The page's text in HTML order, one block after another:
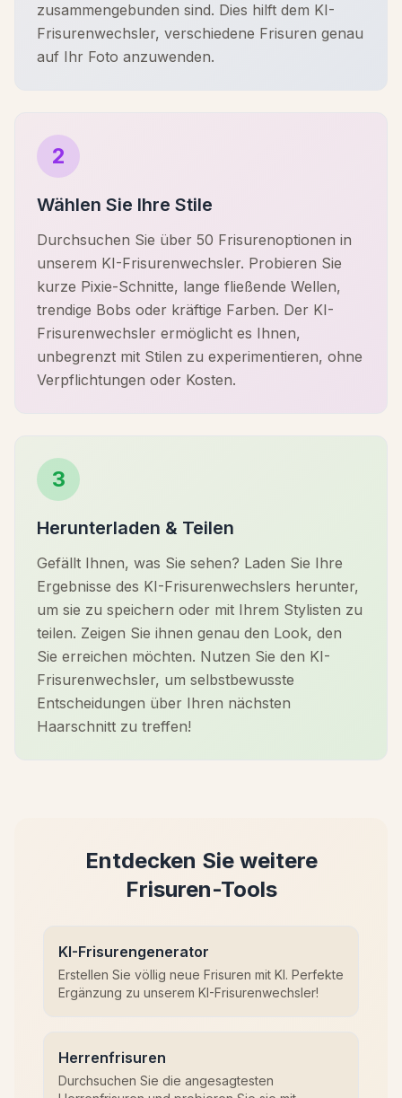
zusammengebunden sind. Dies hilft dem KI-
Frisurenwechsler, verschiedene Frisuren genau
auf Ihr Foto anzuwenden.
2
Wählen Sie Ihre Stile
Durchsuchen Sie über 50 Frisurenoptionen in
unserem KI-Frisurenwechsler. Probieren Sie
kurze Pixie-Schnitte, lange fließende Wellen,
trendige Bobs oder kräftige Farben. Der KI-
Frisurenwechsler ermöglicht es Ihnen,
unbegrenzt mit Stilen zu experimentieren, ohne
Verpflichtungen oder Kosten.
3
Herunterladen & Teilen
Gefällt Ihnen, was Sie sehen? Laden Sie Ihre
Ergebnisse des KI-Frisurenwechslers herunter,
um sie zu speichern oder mit Ihrem Stylisten zu
teilen. Zeigen Sie ihnen genau den Look, den
Sie erreichen möchten. Nutzen Sie den KI-
Frisurenwechsler, um selbstbewusste
Entscheidungen über Ihren nächsten
Haarschnitt zu treffen!
Entdecken Sie weitere
Frisuren-Tools
KI-Frisurengenerator
Erstellen Sie völlig neue Frisuren mit KI. Perfekte
Ergänzung zu unserem KI-Frisurenwechsler!
Herrenfrisuren
Durchsuchen Sie die angesagtesten